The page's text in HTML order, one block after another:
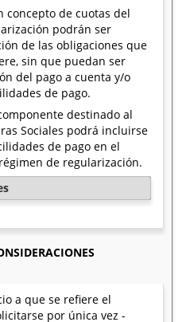
concepto de cuotas del
podrán ser
de las obligaciones que
sin que puedan ser
del pago a cuenta y/o
de pago.
destinado al
Sociales podrá incluirse
de pago en el
de regularización.
a que se refiere el
por única vez -